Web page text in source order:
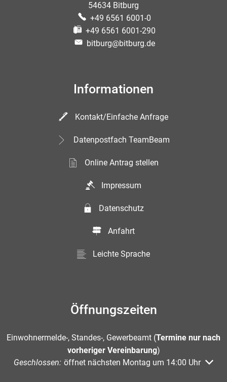
54634 Bitburg
+49 6561 6001-0
+49 6561 6001-290
bitburg@bitburg.de
Informationen
Kontakt/Einfache Anfrage
Datenpostfach TeamBeam
Online Antrag stellen
Impressum
Datenschutz
Anfahrt
Leichte Sprache
Öffnungszeiten
Einwohnermelde-, Standes-, Gewerbeamt (Termine nur nach
vorheriger Vereinbarung)
Klicken, um weitere Öffnungs- oder Schließzeiten
Geschlossen: öffnet nächsten Montag um 14:00 Uhr